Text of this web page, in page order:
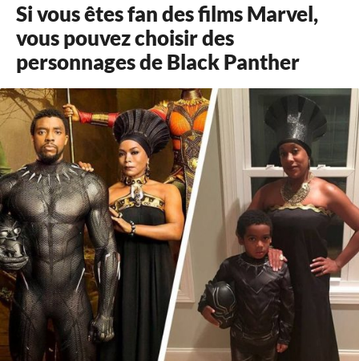
Si vous êtes fan des films Marvel,
vous pouvez choisir des
personnages de Black Panther